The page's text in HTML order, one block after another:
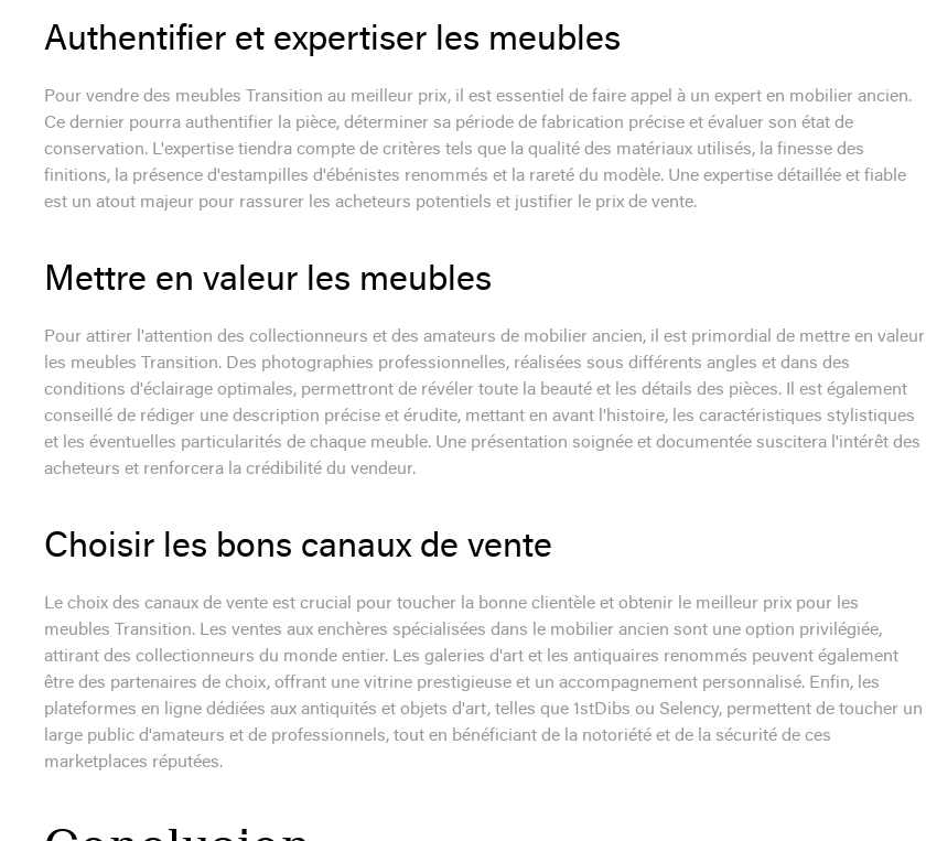
Authentifier et expertiser les meubles
Pour vendre des meubles Transition au meilleur prix, il est essentiel de faire appel à un expert en mobilier ancien.
Ce dernier pourra authentifier la pièce, déterminer sa période de fabrication précise et évaluer son état de
conservation. L'expertise tiendra compte de critères tels que la qualité des matériaux utilisés, la finesse des
finitions, la présence d'estampilles d'ébénistes renommés et la rareté du modèle. Une expertise détaillée et fiable
est un atout majeur pour rassurer les acheteurs potentiels et justifier le prix de vente.
Mettre en valeur les meubles
Pour attirer l'attention des collectionneurs et des amateurs de mobilier ancien, il est primordial de mettre en valeur
les meubles Transition. Des photographies professionnelles, réalisées sous différents angles et dans des
conditions d'éclairage optimales, permettront de révéler toute la beauté et les détails des pièces. Il est également
conseillé de rédiger une description précise et érudite, mettant en avant l'histoire, les caractéristiques stylistiques
et les éventuelles particularités de chaque meuble. Une présentation soignée et documentée suscitera l'intérêt des
acheteurs et renforcera la crédibilité du vendeur.
Choisir les bons canaux de vente
Le choix des canaux de vente est crucial pour toucher la bonne clientèle et obtenir le meilleur prix pour les
meubles Transition. Les ventes aux enchères spécialisées dans le mobilier ancien sont une option privilégiée,
attirant des collectionneurs du monde entier. Les galeries d'art et les antiquaires renommés peuvent également
être des partenaires de choix, offrant une vitrine prestigieuse et un accompagnement personnalisé. Enfin, les
plateformes en ligne dédiées aux antiquités et objets d'art, telles que 1stDibs ou Selency, permettent de toucher un
large public d'amateurs et de professionnels, tout en bénéficiant de la notoriété et de la sécurité de ces
marketplaces réputées.